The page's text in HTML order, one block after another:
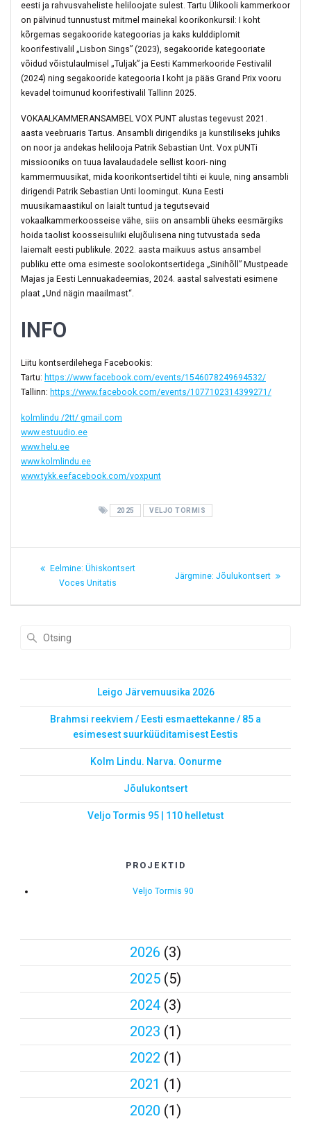
eesti ja rahvusvaheliste heliloojate sulest. Tartu Ülikooli kammerkoor
on pälvinud tunnustust mitmel mainekal koorikonkursil: I koht
kõrgemas segakooride kategoorias ja kaks kulddiplomit
koorifestivalil „Lisbon Sings” (2023), segakooride kategooriate
võidud võistulaulmisel „Tuljak” ja Eesti Kammerkooride Festivalil
(2024) ning segakooride kategooria I koht ja pääs Grand Prix vooru
kevadel toimunud koorifestivalil Tallinn 2025.
VOKAALKAMMERANSAMBEL VOX PUNT alustas tegevust 2021.
aasta veebruaris Tartus. Ansambli dirigendiks ja kunstiliseks juhiks
on noor ja andekas helilooja Patrik Sebastian Unt. Vox pUNTi
missiooniks on tuua lavalaudadele sellist koori- ning
kammermuusikat, mida koorikontsertidel tihti ei kuule, ning ansambli
dirigendi Patrik Sebastian Unti loomingut. Kuna Eesti
muusikamaastikul on laialt tuntud ja tegutsevaid
vokaalkammerkoosseise vähe, siis on ansambli üheks eesmärgiks
hoida taolist koosseisuliiki elujõulisena ning tutvustada seda
laiemalt eesti publikule. 2022. aasta maikuus astus ansambel
publiku ette oma esimeste soolokontsertidega „Sinihõll” Mustpeade
Majas ja Eesti Lennuakadeemias, 2024. aastal salvestati esimene
plaat „Und nägin maailmast“.
INFO
Liitu kontserdilehega Facebookis:
Tartu: https://www.facebook.com/events/1546078249694532/
Tallinn: https://www.facebook.com/events/1077102314399271/
kolmlindu /2tt/ gmail.com
www.estuudio.ee
www.helu.ee
www.kolmlindu.ee
www.tykk.eefacebook.com/voxpunt
2025 VELJO TORMIS
Navigeerimine
Eelmine: Eelmine
post:
Ühiskontsert
Voces Unitatis
Järgmine: Järgmine
Jõulukontsert
Leigo Järvemuusika 2026
Brahmsi reekviem / Eesti esmaettekanne / 85 a
esimesest suurküüditamisest Eestis
Kolm Lindu. Narva. Oonurme
Jõulukontsert
Veljo Tormis 95 | 110 helletust
PROJEKTID
Veljo Tormis 90
2026 (3)
2025 (5)
2024 (3)
2023 (1)
2022 (1)
2021 (1)
2020 (1)